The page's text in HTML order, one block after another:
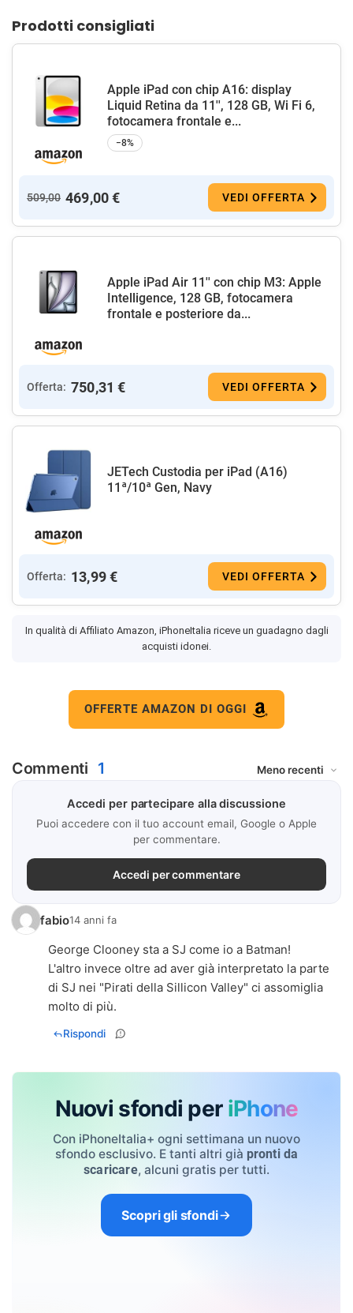
Prodotti consigliati
Apple iPad con chip A16: display
Liquid Retina da 11'', 128 GB, Wi Fi 6,
fotocamera frontale e...
−8%
509,00 469,00 € VEDI OFFERTA
Apple iPad Air 11'' con chip M3: Apple
Intelligence, 128 GB, fotocamera
frontale e posteriore da...
Offerta: 750,31 € VEDI OFFERTA
JETech Custodia per iPad (A16)
11ª/10ª Gen, Navy
Offerta: 13,99 € VEDI OFFERTA
In qualità di Affiliato Amazon, iPhoneItalia riceve un guadagno dagli
acquisti idonei.
OFFERTE AMAZON DI OGGI
Commenti 1
Accedi per partecipare alla discussione
Puoi accedere con il tuo account email, Google o Apple
per commentare.
Accedi per commentare
fabio14 anni fa
George Clooney sta a SJ come io a Batman!
L'altro invece oltre ad aver già interpretato la parte
di SJ nei "Pirati della Sillicon Valley" ci assomiglia
molto di più.
Rispondi
Nuovi sfondi per iPhone
Con iPhoneItalia+ ogni settimana un nuovo
sfondo esclusivo. E tanti altri già pronti da
scaricare, alcuni gratis per tutti.
Scopri gli sfondi